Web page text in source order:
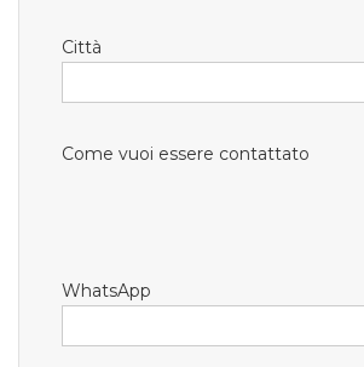
Città
Come vuoi essere contattato
WhatsApp